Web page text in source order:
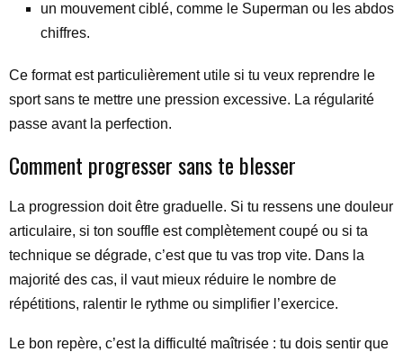
un mouvement ciblé, comme le Superman ou les abdos
chiffres.
Ce format est particulièrement utile si tu veux reprendre le
sport sans te mettre une pression excessive. La régularité
passe avant la perfection.
Comment progresser sans te blesser
La progression doit être graduelle. Si tu ressens une douleur
articulaire, si ton souffle est complètement coupé ou si ta
technique se dégrade, c’est que tu vas trop vite. Dans la
majorité des cas, il vaut mieux réduire le nombre de
répétitions, ralentir le rythme ou simplifier l’exercice.
Le bon repère, c’est la difficulté maîtrisée : tu dois sentir que